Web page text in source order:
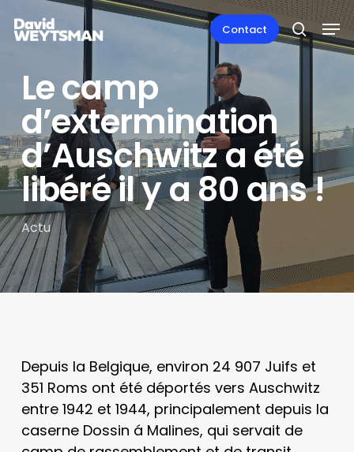
Contact search
Le camp
d’extermination
d’Auschwitz a été
libéré il y a 80 ans !
Actu
Depuis la Belgique, environ 24 907 Juifs et
351 Roms ont été déportés vers Auschwitz
entre 1942 et 1944, principalement depuis la
caserne Dossin á Malines, qui servait de